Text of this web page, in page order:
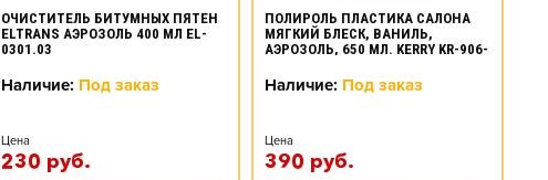
ОЧИСТИТЕЛЬ БИТУМНЫХ ПЯТЕН
ELTRANS АЭРОЗОЛЬ 400 МЛ EL-
0301.03
Наличие: Под заказ
Цена
230 руб.
ПОЛИРОЛЬ ПЛАСТИКА САЛОНА
МЯГКИЙ БЛЕСК, ВАНИЛЬ,
АЭРОЗОЛЬ, 650 МЛ. KERRY KR-906-
Наличие: Под заказ
Цена
390 руб.